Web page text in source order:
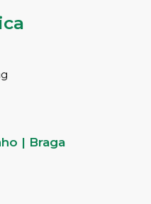
| Braga